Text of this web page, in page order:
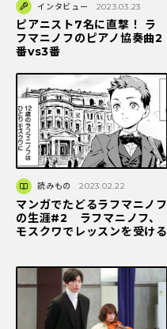
インタビュー 2023.03.23
ピアニスト7名に直撃！ ラ
フマニノフのピアノ協奏曲2
番vs3番
読みもの 2023.02.22
マンガでたどるラフマニノフ
の生涯#2 ラフマニノフ、
モスクワでレッスンを受ける